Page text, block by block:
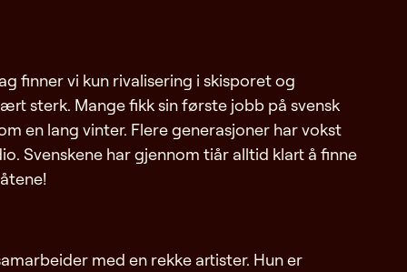
finner vi kun rivalisering i skisporet og
sterk. Mange fikk sin første jobb på svensk
en lang vinter. Flere generasjoner har vokst
Svenskene har gjennom tiår alltid klart å finne
med en rekke artister. Hun er